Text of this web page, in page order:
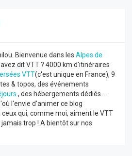
Bienvenue dans les Alpes de
avez dit VTT ? 4000 km d'itinéraires
VTT(c'est unique en France), 9
& topos, des événements
, des hébergements dédiés ...
l'envie d'animer ce blog
qui, comme moi, aiment le VTT
trop ! A bientôt sur nos